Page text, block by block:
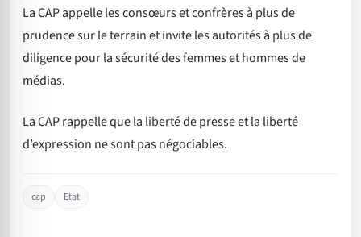
La CAP appelle les consœurs et confrères à plus de
prudence sur le terrain et invite les autorités à plus de
diligence pour la sécurité des femmes et hommes de
médias.
La CAP rappelle que la liberté de presse et la liberté
d’expression ne sont pas négociables.
cap Etat